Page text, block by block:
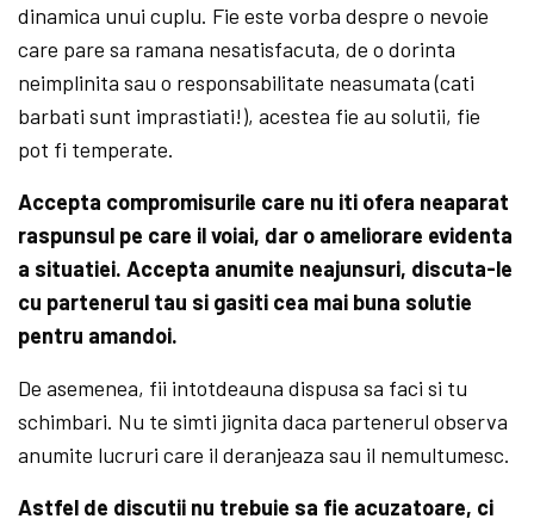
dinamica unui cuplu. Fie este vorba despre o nevoie
care pare sa ramana nesatisfacuta, de o dorinta
neimplinita sau o responsabilitate neasumata (cati
barbati sunt imprastiati!), acestea fie au solutii, fie
pot fi temperate.
Accepta compromisurile care nu iti ofera neaparat
raspunsul pe care il voiai, dar o ameliorare evidenta
a situatiei. Accepta anumite neajunsuri, discuta-le
cu partenerul tau si gasiti cea mai buna solutie
pentru amandoi.
De asemenea, fii intotdeauna dispusa sa faci si tu
schimbari. Nu te simti jignita daca partenerul observa
anumite lucruri care il deranjeaza sau il nemultumesc.
Astfel de discutii nu trebuie sa fie acuzatoare, ci